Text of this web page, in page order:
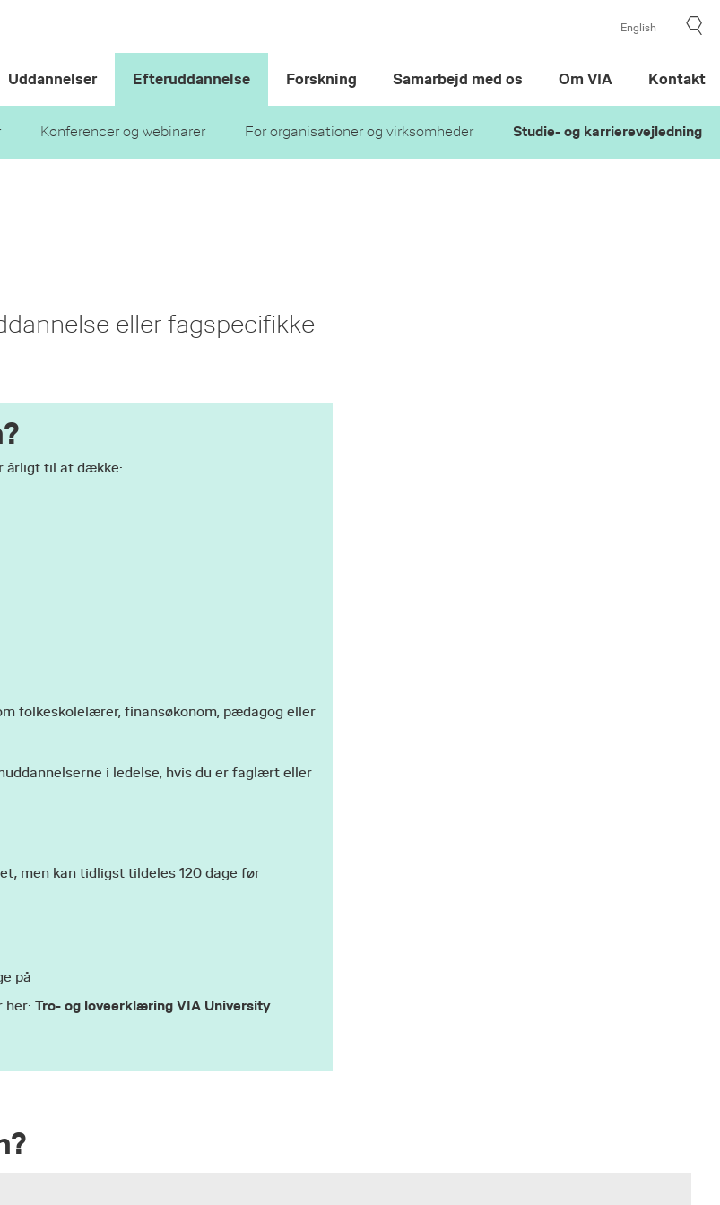
English
Uddannelser Efteruddannelse
Konferencer og webinarer For organisationer og virksomheder Studie- og karrierevejledning
Forskning Samarbejd med os Om VIA Kontakt
eller fagspecifikke
årligt til at dække:
folkeskolelærer, finansøkonom, pædagog eller
i ledelse, hvis du er faglært eller
men kan tidligst tildeles 120 dage før
på
her: Tro- og loveerklæring VIA University